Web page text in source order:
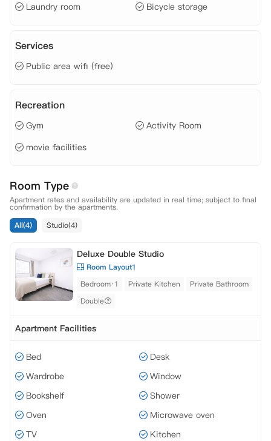
Laundry room Bicycle storage
Services
Public area wifi (free)
Recreation
Gym
Activity Room
movie facilities
Room Type
Apartment rates and availability are updated in real time; subject to final
confirmation by the apartments.
All(4)
Studio(4)
Deluxe Double Studio
Room Layout1
Bedroom·1
Private Kitchen
Private Bathroom
Double
Apartment Facilities
Bed
Desk
Wardrobe
Window
Bookshelf
Shower
Oven
Microwave oven
TV
Kitchen